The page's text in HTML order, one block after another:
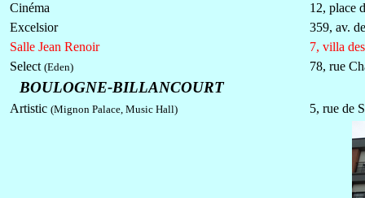
Cinéma
12, place
Excelsior
359, av.
Salle Jean Renoir
7, villa
Select (Eden) 78, rue
BOULOGNE-BILLANCOURT
Artistic (Mignon Palace, Music Hall) 5, rue de